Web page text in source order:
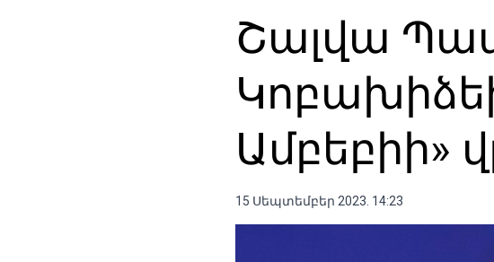
Շալվա
Ամբեբիի»
15 Սեպտեմբեր 2023. 14:23